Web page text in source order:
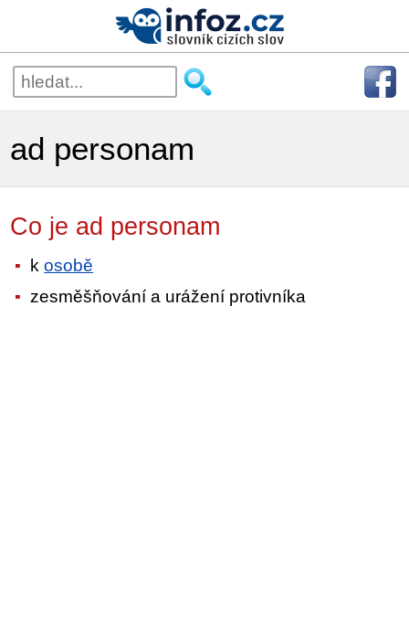
ad personam
Co je ad personam
kosobě
zesměšňování a urážení protivníka